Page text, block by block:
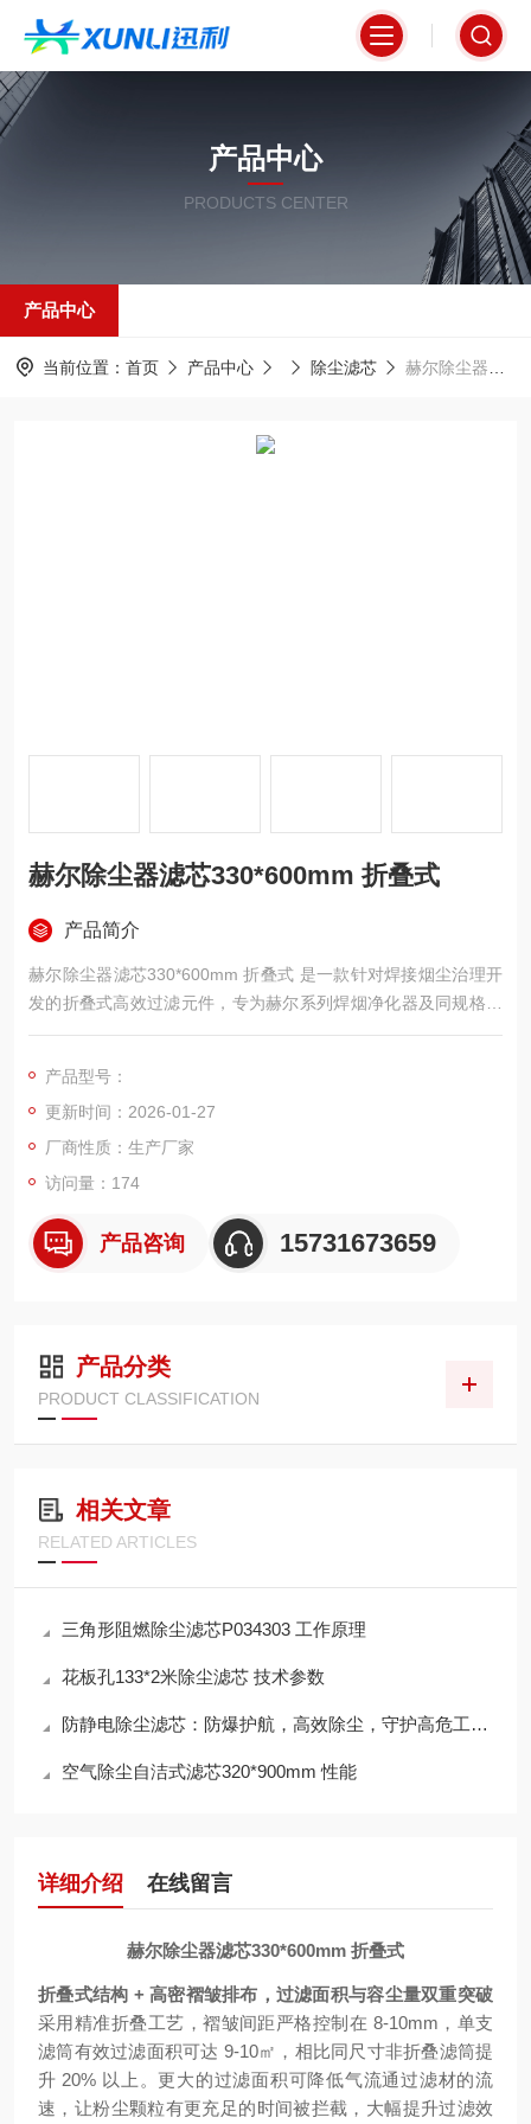
产品中心
PRODUCTS CENTER
产品中心
当前位置： 首页 产品中心 除尘滤芯 赫尔除尘器滤芯330*600mm 折叠式
赫尔除尘器滤芯330*600mm 折叠式
产品简介
赫尔除尘器滤芯330*600mm 折叠式 是一款针对焊接烟尘治理开
发的折叠式高效过滤元件，专为赫尔系列焊烟净化器及同规格除
尘设备设计，主打高效除烟、防油抗黏、结构稳定三大核心特
油雾颗粒，适配船舶制造、工程机械、钢结构加工等行业的焊接
工位烟气净化，助力车间空气质量达标，保护操作人员职业健
康。
产品型号：
更新时间：2026-01-27
厂商性质：生产厂家
访问量：174
产品咨询 15731673659
产品分类
PRODUCT CLASSIFICATION
相关文章
RELATED ARTICLES
三角形阻燃除尘滤芯P034303 工作原理
花板孔133*2米除尘滤芯 技术参数
防静电除尘滤芯：防爆护航，高效除尘，守护高危工况安全
空气除尘自洁式滤芯320*900mm 性能
详细介绍 在线留言
赫尔除尘器滤芯330*600mm 折叠式
折叠式结构 + 高密褶皱排布，过滤面积与容尘量双重突破
采用精准折叠工艺，褶皱间距严格控制在 8-10mm，单支
滤筒有效过滤面积可达 9-10㎡，相比同尺寸非折叠滤筒提
升 20% 以上。更大的过滤面积可降低气流通过滤材的流
速，让粉尘颗粒有更充足的时间被拦截，大幅提升过滤效